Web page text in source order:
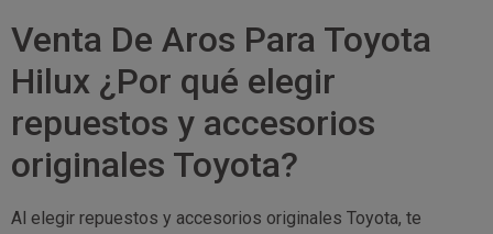
Venta De Aros Para Toyota
Hilux ¿Por qué elegir
repuestos y accesorios
originales Toyota?
Al elegir repuestos y accesorios originales Toyota, te